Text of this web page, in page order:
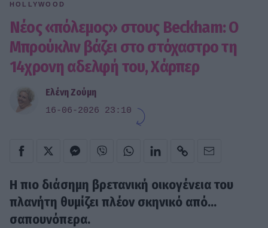
HOLLYWOOD
Νέος «πόλεμος» στους Beckham: Ο
Μπρούκλιν βάζει στο στόχαστρο τη
14χρονη αδελφή του, Χάρπερ
Ελένη Ζούμη
16-06-2026 23:10
Η πιο διάσημη βρετανική οικογένεια του
πλανήτη θυμίζει πλέον σκηνικό από...
σαπουνόπερα.